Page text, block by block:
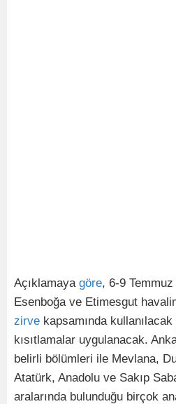
Açıklamaya göre, 6-9
Esenboğa ve Etimesgut
zirve kapsamında
kısıtlamalar uygulanacak.
belirli bölümleri ile Mevlana,
Atatürk, Anadolu ve Sakıp
aralarında bulunduğu birçok